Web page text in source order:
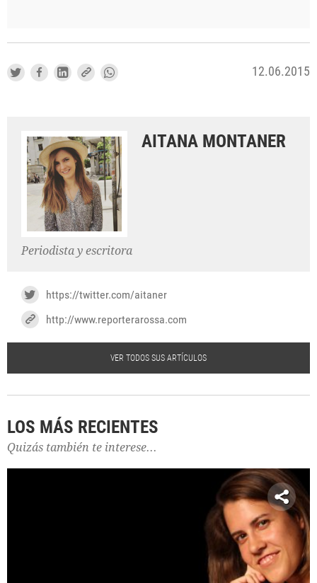
12.06.2015
AITANA MONTANER
Periodista y escritora
https://twitter.com/aitaner
http://www.reporterarossa.com
VER TODOS SUS ARTÍCULOS
LOS MÁS RECIENTES
Quizás también te interese...